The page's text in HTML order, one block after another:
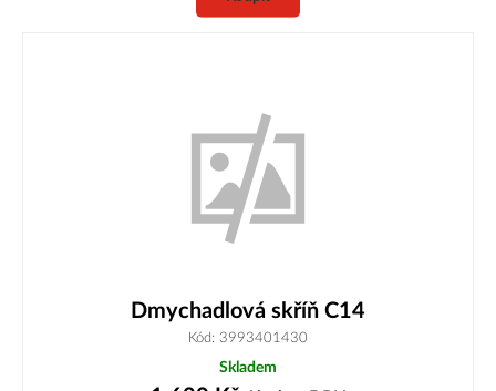
Dmychadlová skříň C14
Kód: 3993401430
Skladem